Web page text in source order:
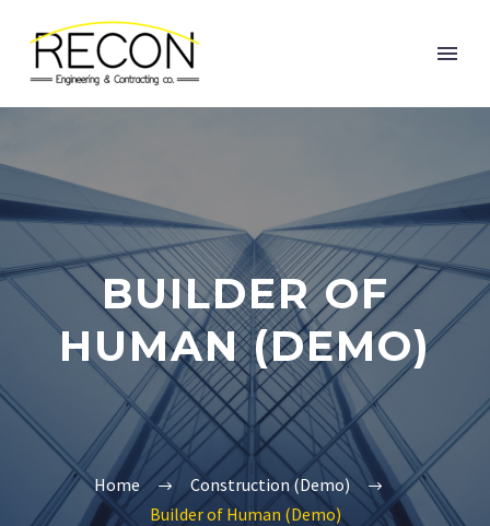
BUILDER OF
HUMAN (DEMO)
Home
Construction (Demo)
Builder of Human (Demo)